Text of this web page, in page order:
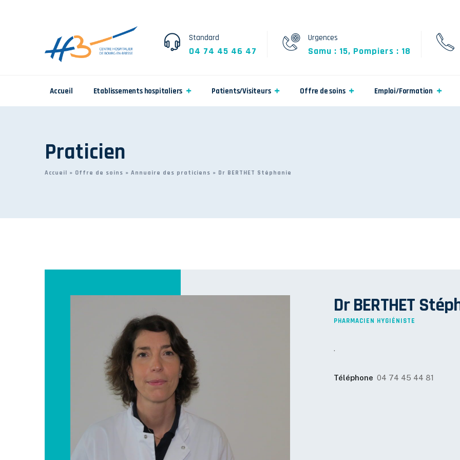
Standard
04 74 45 46 47
Urgences
Samu : 15, Pompiers : 18
Accueil Etablissements hospitaliers Patients/Visiteurs Offre de soins Emploi/Formation
Praticien
Accueil » Offre de soins » Annuaire des praticiens » Dr BERTHET Stéphanie
Dr BERTHET
PHARMACIEN HYGIÉNISTE
.
Téléphone 04 74 45 44 81